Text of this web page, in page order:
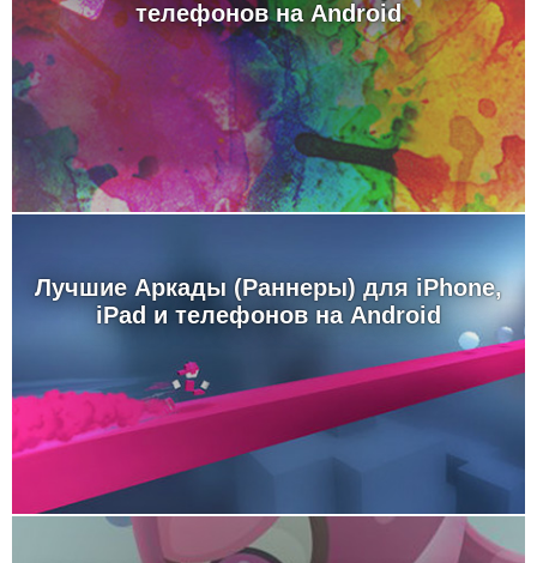
телефонов на Android
Лучшие Аркады (Раннеры) для iPhone,
iPad и телефонов на Android